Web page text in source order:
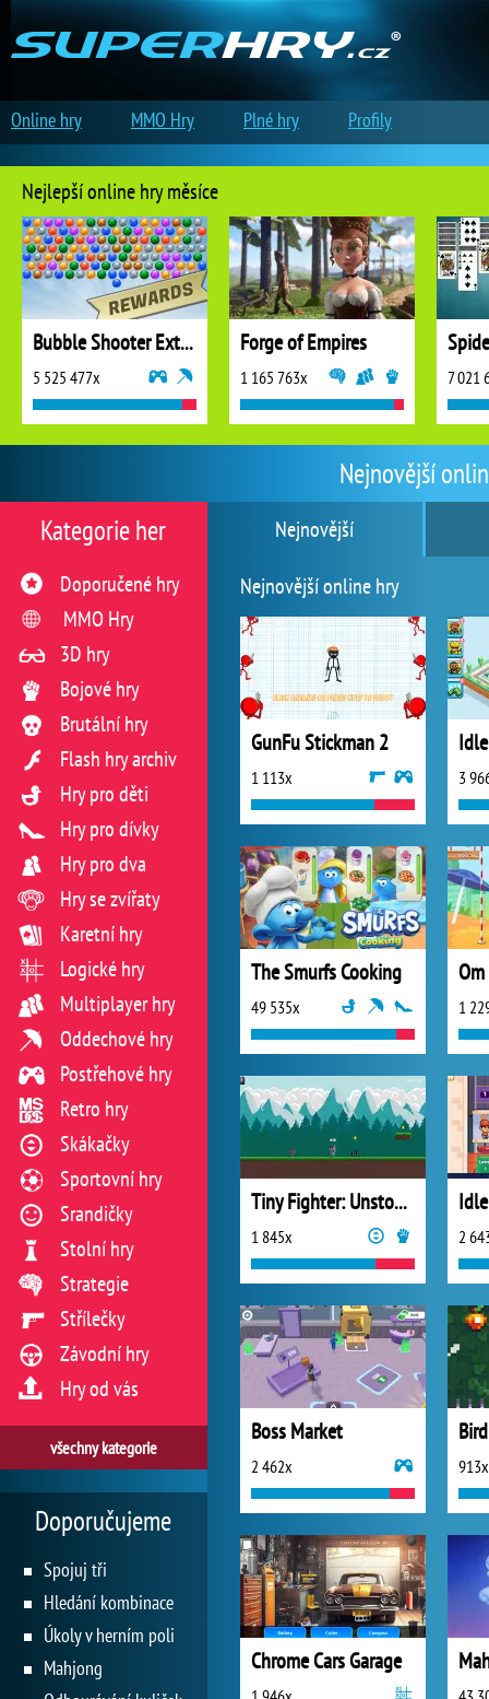
Nejnovější
Nejnovější
Nejnovější online hry
GunFu Stickman 2
1 113x 3
The Smurfs Cooking
49 535x 1
Tiny Fighter: Unstoppable Run
1 845x 2
Boss Market
2 462x 913x
Chrome Cars Garage
Kategorie her
Doporučené hry
MMO Hry
3D hry
Bojové hry
Brutální hry
Flash hry archiv
Hry pro děti
Hry pro dívky
Hry pro dva
Hry se zvířaty
Karetní hry
Logické hry
Multiplayer hry
Oddechové hry
Postřehové hry
Retro hry
Skákačky
Sportovní hry
Srandičky
Stolní hry
Strategie
Střílečky
Závodní hry
Hry od vás
všechny kategorie
Doporučujeme
Spojuj tři
Hledání kombinace
Úkoly v herním poli
Mahjong
Nejlepší online hry měsíce
Bubble Shooter Extreme
5 525 477x
Forge of Empires
1 165 763x 7 021
Online hry MMO Hry Plné hry Profily